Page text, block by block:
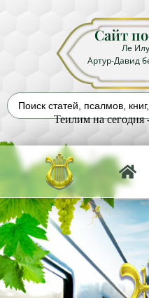
Сайт
Ле
Артур-Давид
Теилим на сегодня